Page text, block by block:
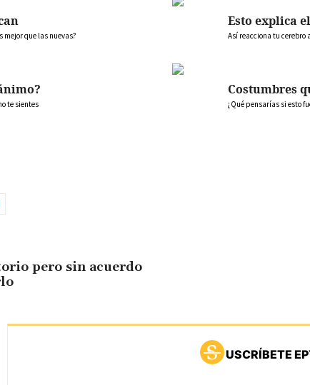
mejor que las nuevas?
Esto explica
Así reacciona tu cerebro
te sientes
Costumbres
¿Qué pensarías si esto
pero sin acuerdo
USCRÍBETE